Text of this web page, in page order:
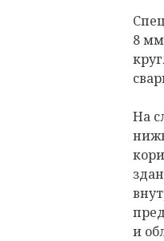
8
На
и